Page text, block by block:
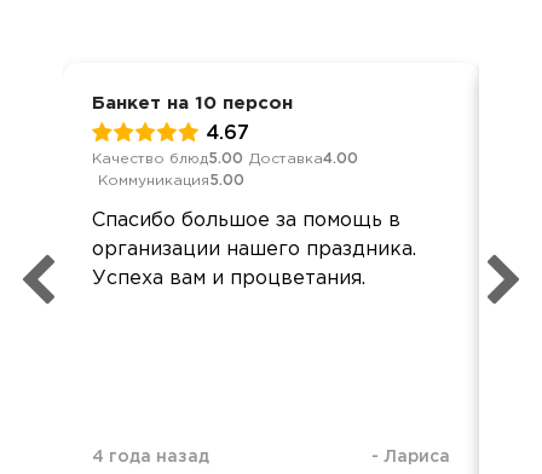
Банкет на 10 персон
4.67
Качество блюд5.00 Доставка4.00
Коммуникация5.00
Спасибо большое за помощь в
организации нашего праздника.
Успеха вам и процветания.
4 года назад - Лариса